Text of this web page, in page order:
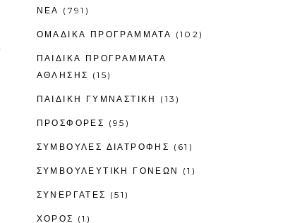
ΝΕΑ (791)
ΟΜΑΔΙΚΑ ΠΡΟΓΡΑΜΜΑΤΑ (102)
ΠΑΙΔΙΚΆ ΠΡΟΓΡΆΜΜΑΤΑ
ΆΘΛΗΣΗΣ (15)
ΠΑΙΔΙΚΉ ΓΥΜΝΑΣΤΙΚΉ (13)
ΠΡΟΣΦΟΡΕΣ (95)
ΣΥΜΒΟΥΛΕΣ ΔΙΑΤΡΟΦΗΣ (61)
ΣΥΜΒΟΥΛΕΥΤΙΚΉ ΓΟΝΈΩΝ (1)
ΣΥΝΕΡΓΑΤΕΣ (51)
ΧΟΡΟΣ (1)